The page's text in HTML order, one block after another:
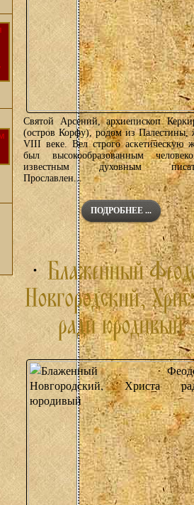
Святой Арсений, архиепископ
(остров Корфу), родом из Палестины,
VIII веке. Вел строго аскетическую
был высокообразованным
известным духовным
Прославлен...
ПОДРОБНЕЕ ...